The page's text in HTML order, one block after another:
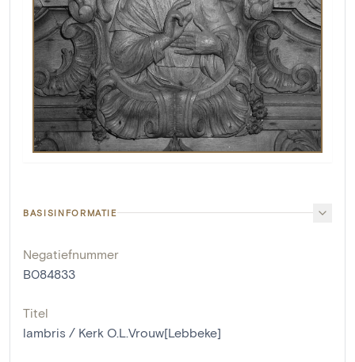
BASISINFORMATIE
Negatiefnummer
B084833
Titel
lambris / Kerk O.L.Vrouw[Lebbeke]